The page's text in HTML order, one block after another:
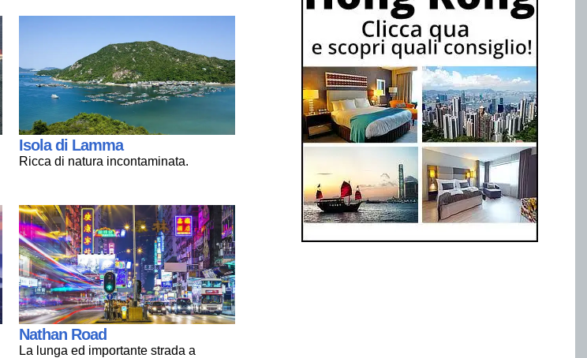
Isola di Lamma
Ricca di natura incontaminata.
Nathan Road
La lunga ed importante strada a